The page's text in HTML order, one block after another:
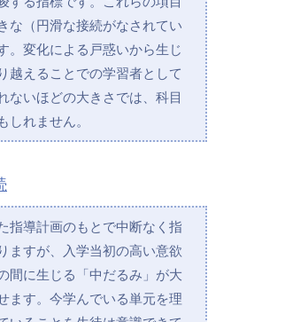
な（円滑な接続がなされてい
。変化による戸惑いから生じ
越えることでの学習者として
ないほどの大きさでは、科目
しれません。
指導計画のもとで中断なく指
ますが、入学当初の高い意欲
間に生じる「中だるみ」が大
ます。今学んでいる単元を理